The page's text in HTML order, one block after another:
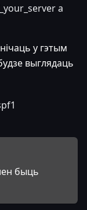
a
у гэтым
выглядаць
быць